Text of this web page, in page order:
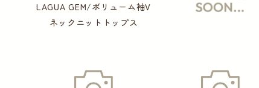
LAGUA GEM/ボリューム袖V
ネックニットトップス